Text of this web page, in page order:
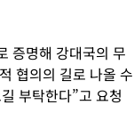
증명해 강대국의 무
협의의 길로 나올 수
부탁한다”고 요청